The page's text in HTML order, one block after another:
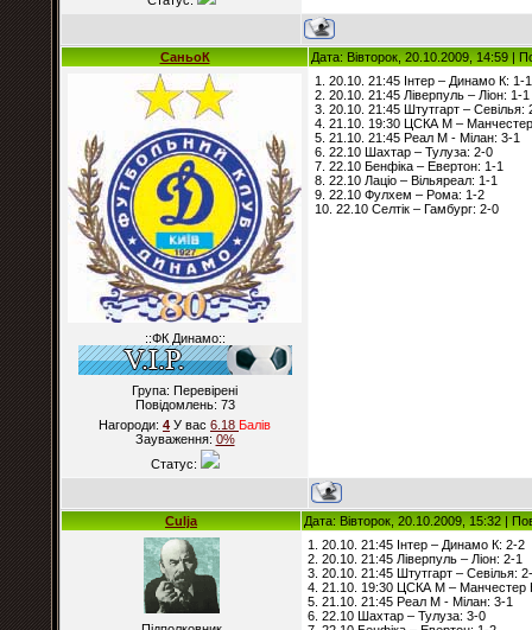
СаньоК Дата: Вівторок, 20.10.2009, 14:59 |
::ФК Динамо::
Група: Перевірені
Повідомлень: 73
Нагороди: 4 У вас 6.18 Балiв
Зауваження: 0%
Статус:
1. 20.10. 21:45 Інтер – Динамо К: 1-1
2. 20.10. 21:45 Ліверпуль – Ліон: 1-1
3. 20.10. 21:45 Штутгарт – Севілья:
4. 21.10. 19:30 ЦСКА М –
5. 21.10. 21:45 Реал М - Мілан: 3-1
6. 22.10 Шахтар – Тулуза: 2-0
7. 22.10 Бенфіка – Евертон: 1-1
8. 22.10 Лаціо – Вільяреал: 1-1
9. 22.10 Фулхем – Рома: 1-2
10. 22.10 Селтік – Гамбург: 2-0
Culja Дата: Вівторок, 20.10.2009, 15:32 |
1. 20.10. 21:45 Інтер – Динамо К: 2-2
2. 20.10. 21:45 Ліверпуль – Ліон: 2-1
3. 20.10. 21:45 Штутгарт – Севілья:
4. 21.10. 19:30 ЦСКА М –
5. 21.10. 21:45 Реал М - Мілан: 3-1
6. 22.10 Шахтар – Тулуза: 3-0